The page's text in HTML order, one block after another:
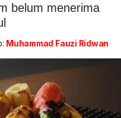
belum menerima
Muhammad Fauzi Ridwan